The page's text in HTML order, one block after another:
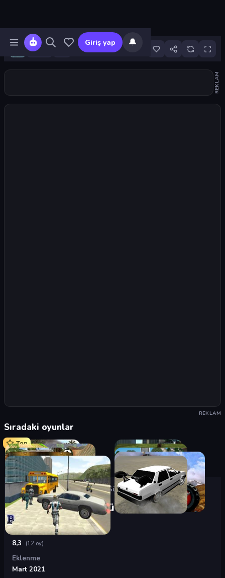
Giriş yap 🔔
10
REKLAM
REKLAM
Sıradaki oyunlar
Top
Oyunlar›Araba Oyunları›Miami Süper Sürücü
Miami Süper Sürücü
Puan
8,3
(12 oy)
Eklenme
Mart 2021